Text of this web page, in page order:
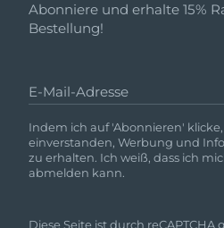
Abonniere und erhalte 15%
Bestellung!
E-Mail-Adresse
Indem ich auf 'Abonnieren'
einverstanden, Werbung und
zu erhalten. Ich weiß, dass ich
abmelden kann.
Diese Seite ist durch